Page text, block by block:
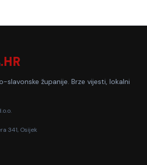
.HR
slavonske županije. Brze vijesti, lokalni
341, Osijek